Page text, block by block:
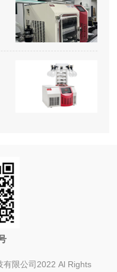
有限公司2022 Al Rights